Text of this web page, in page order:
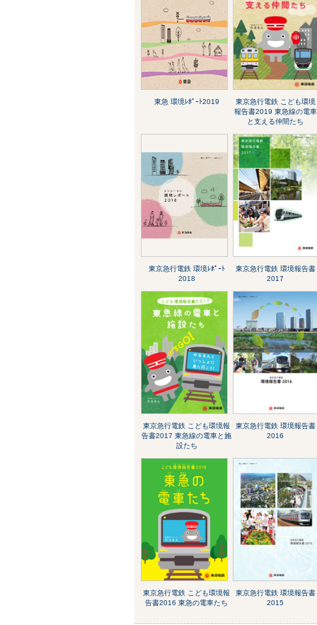
東急 環境ﾚﾎﾟｰﾄ2019
東京急行電鉄 こども環境
報告書2019 東急線の電車
と支える仲間たち
東京急行電鉄 環境ﾚﾎﾟｰﾄ
2018
東京急行電鉄 環境報告書
2017
東京急行電鉄 こども環境報
告書2017 東急線の電車と施
設たち
東京急行電鉄 環境報告書
2016
東京急行電鉄 こども環境報
告書2016 東急の電車たち
東京急行電鉄 環境報告書
2015